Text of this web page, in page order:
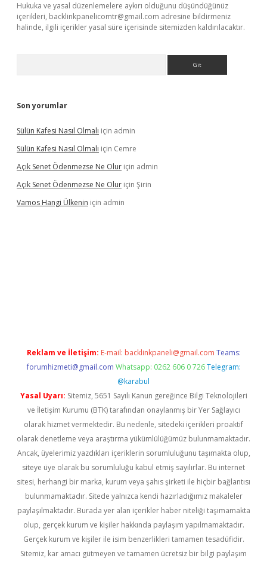
Hukuka ve yasal düzenlemelere aykırı olduğunu düşündüğünüz
içerikleri, backlinkpanelicomtr@gmail.com adresine bildirmeniz
halinde, ilgili içerikler yasal süre içerisinde sitemizden kaldırılacaktır.
Son yorumlar
Sülün Kafesi Nasıl Olmalı için admin
Sülün Kafesi Nasıl Olmalı için Cemre
Açık Senet Ödenmezse Ne Olur için admin
Açık Senet Ödenmezse Ne Olur için Şirin
Vamos Hangi Ülkenin için admin
Reklam ve İletişim: E-mail: backlinkpaneli@gmail.com Teams:
forumhizmeti@gmail.com Whatsapp: 0262 606 0 726 Telegram:
@karabul
Yasal Uyarı: Sitemiz, 5651 Sayılı Kanun gereğince Bilgi Teknolojileri
ve İletişim Kurumu (BTK) tarafından onaylanmış bir Yer Sağlayıcı
olarak hizmet vermektedir. Bu nedenle, sitedeki içerikleri proaktif
olarak denetleme veya araştırma yükümlülüğümüz bulunmamaktadır.
Ancak, üyelerimiz yazdıkları içeriklerin sorumluluğunu taşımakta olup,
siteye üye olarak bu sorumluluğu kabul etmiş sayılırlar. Bu internet
sitesi, herhangi bir marka, kurum veya şahıs şirketi ile hiçbir bağlantısı
bulunmamaktadır. Sitede yalnızca kendi hazırladığımız makaleler
paylaşılmaktadır. Burada yer alan içerikler haber niteliği taşımamakta
olup, gerçek kurum ve kişiler hakkında paylaşım yapılmamaktadır.
Gerçek kurum ve kişiler ile isim benzerlikleri tamamen tesadüfidir.
Sitemiz, kar amacı gütmeyen ve tamamen ücretsiz bir bilgi paylaşım